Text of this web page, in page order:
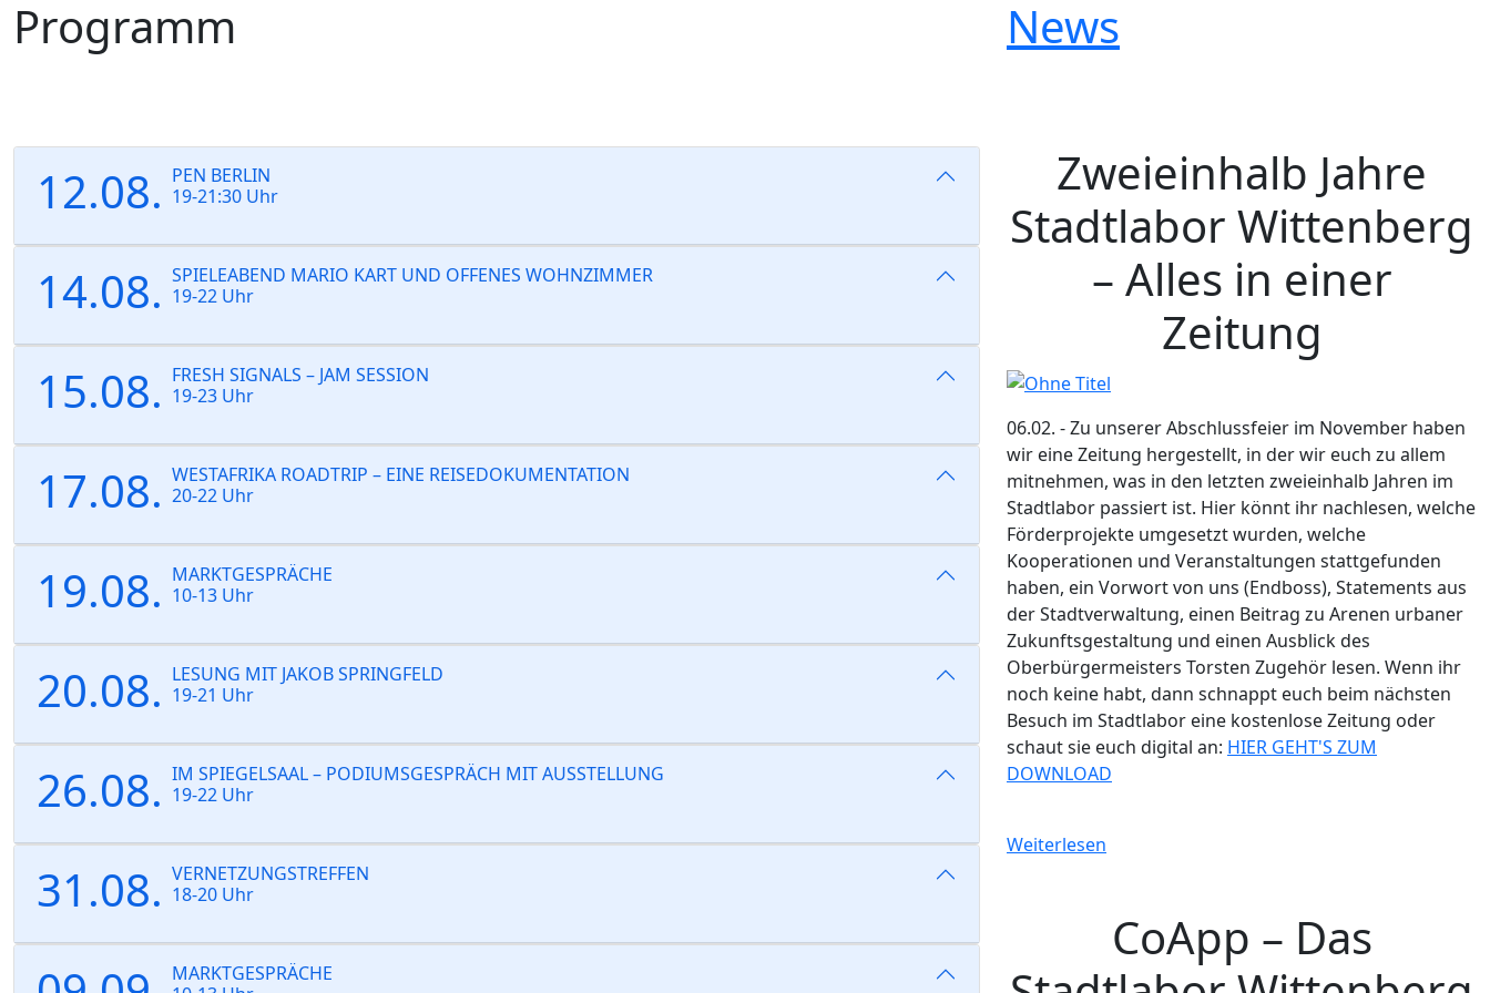
SkipProgramm
12.08. PEN BERLIN
19-21:30 Uhr
14.08. SPIELEABEND MARIO KART UND OFFENES WOHNZIMMER
19-22 Uhr
15.08. FRESH SIGNALS – JAM SESSION
19-23 Uhr
17.08. WESTAFRIKA ROADTRIP – EINE REISEDOKUMENTATION
20-22 Uhr
19.08. MARKTGESPRÄCHE
10-13 Uhr
20.08. LESUNG MIT JAKOB SPRINGFELD
19-21 Uhr
26.08. IM SPIEGELSAAL – PODIUMSGESPRÄCH MIT AUSSTELLUNG
19-22 Uhr
31.08. VERNETZUNGSTREFFEN
18-20 Uhr
MARKTGESPRÄCHE
News
Zweieinhalb Jahre
Stadtlabor Wittenberg
– Alles in einer
Zeitung
06.02. - Zu unserer Abschlussfeier im November haben
wir eine Zeitung hergestellt, in der wir euch zu allem
mitnehmen, was in den letzten zweieinhalb Jahren im
Stadtlabor passiert ist. Hier könnt ihr nachlesen, welche
Förderprojekte umgesetzt wurden, welche
Kooperationen und Veranstaltungen stattgefunden
haben, ein Vorwort von uns (Endboss), Statements aus
der Stadtverwaltung, einen Beitrag zu Arenen urbaner
Zukunftsgestaltung und einen Ausblick des
Oberbürgermeisters Torsten Zugehör lesen. Wenn ihr
noch keine habt, dann schnappt euch beim nächsten
Besuch im Stadtlabor eine kostenlose Zeitung oder
schaut sie euch digital an: HIER GEHT'S ZUM
DOWNLOAD
Weiterlesen
CoApp – Das